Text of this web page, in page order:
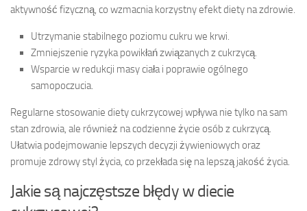
aktywność fizyczną, co wzmacnia korzystny efekt diety na zdrowie.
Utrzymanie stabilnego poziomu cukru we krwi.
Zmniejszenie ryzyka powikłań związanych z cukrzycą.
Wsparcie w redukcji masy ciała i poprawie ogólnego
samopoczucia.
Regularne stosowanie diety cukrzycowej wpływa nie tylko na sam
stan zdrowia, ale również na codzienne życie osób z cukrzycą.
Ułatwia podejmowanie lepszych decyzji żywieniowych oraz
promuje zdrowy styl życia, co przekłada się na lepszą jakość życia.
Jakie są najczęstsze błędy w diecie